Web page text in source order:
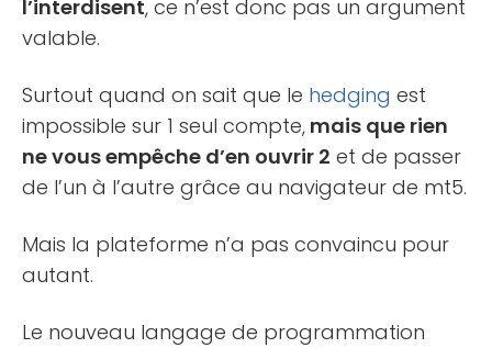
l’interdisent, ce n’est donc pas un argument
valable.
Surtout quand on sait que le hedging est
impossible sur 1 seul compte, mais que rien
ne vous empêche d’en ouvrir 2 et de passer
de l’un à l’autre grâce au navigateur de mt5.
Mais la plateforme n’a pas convaincu pour
autant.
Le nouveau langage de programmation